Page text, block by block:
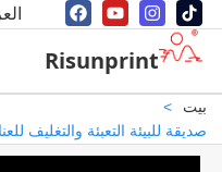
العربية
Risunprint
>
للبيئة التعبئة والتغليف للعناية